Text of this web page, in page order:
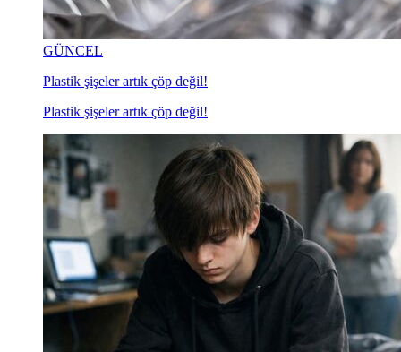
GÜNCEL
Plastik şişeler artık çöp değil!
Plastik şişeler artık çöp değil!